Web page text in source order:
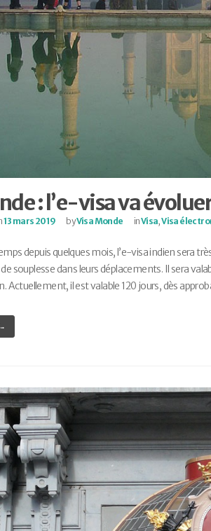
: l’e-visa va
13 mars 2019 byVisa Monde inVisa,Visa
depuis quelques mois, l’e-visa indien sera
de souplesse dans leurs déplacements. Il sera
Actuellement, il est valable 120 jours, dès